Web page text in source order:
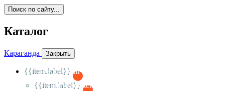
Поиск по сайту...
Каталог
Караганда Закрыть
{{item.label}}
{{activeItem==item.id?'-
{{item.label}}
{{activeSubitem==item.id?'-